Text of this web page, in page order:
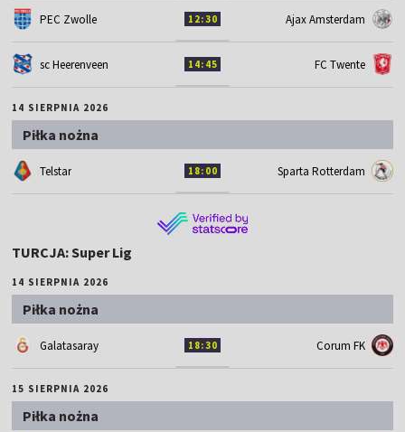
PEC Zwolle 12:30 Ajax Amsterdam
sc Heerenveen 14:45 FC Twente
14 SIERPNIA 2026
Piłka nożna
Telstar 18:00 Sparta Rotterdam
TURCJA: Super Lig
14 SIERPNIA 2026
Piłka nożna
Galatasaray 18:30 Corum FK
15 SIERPNIA 2026
Piłka nożna